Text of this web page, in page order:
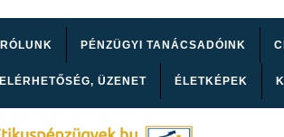
RÓLUNK PÉNZÜGYI TANÁCSADÓINK
ELÉRHETŐSÉG, ÜZENET ÉLETKÉPEK